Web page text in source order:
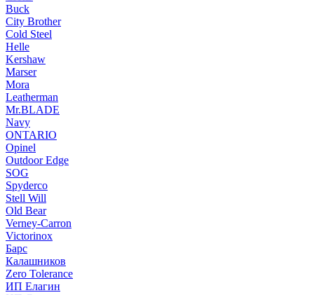
Buck
City Brother
Cold Steel
Helle
Kershaw
Marser
Mora
Leatherman
Mr.BLADE
Navy
ONTARIO
Opinel
Outdoor Edge
SOG
Spyderco
Stell Will
Old Bear
Verney-Carron
Victorinox
Барс
Калашников
Zero Tolerance
ИП Елагин